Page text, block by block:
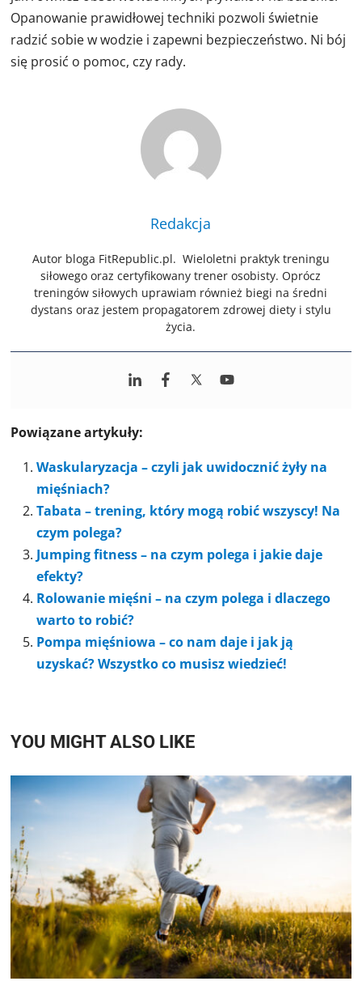
Opanowanie prawidłowej techniki pozwoli świetnie
radzić sobie w wodzie i zapewni bezpieczeństwo. Ni bój
się prosić o pomoc, czy rady.
Redakcja
Autor bloga FitRepublic.pl. Wieloletni praktyk treningu
siłowego oraz certyfikowany trener osobisty. Oprócz
treningów siłowych uprawiam również biegi na średni
dystans oraz jestem propagatorem zdrowej diety i stylu
życia.
Powiązane artykuły:
Waskularyzacja – czyli jak uwidocznić żyły na
mięśniach?
Tabata – trening, który mogą robić wszyscy! Na
czym polega?
Jumping fitness – na czym polega i jakie daje
efekty?
Rolowanie mięśni – na czym polega i dlaczego
warto to robić?
Pompa mięśniowa – co nam daje i jak ją
uzyskać? Wszystko co musisz wiedzieć!
YOU MIGHT ALSO LIKE